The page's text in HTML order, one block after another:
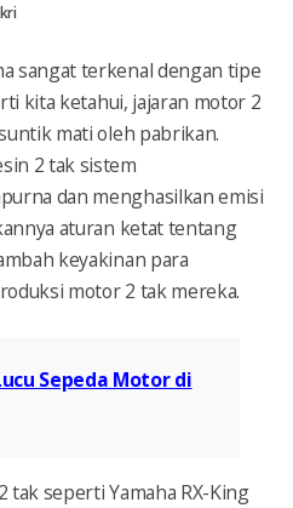
sangat terkenal dengan tipe
kita ketahui, jajaran motor 2
mati oleh pabrikan.
2 tak sistem
dan menghasilkan emisi
aturan ketat tentang
keyakinan para
motor 2 tak mereka.
Sepeda Motor di
seperti Yamaha RX-King